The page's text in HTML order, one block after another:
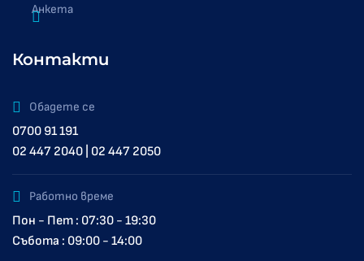
Анкета
Контакти
Обадете се
0700 91 191
02 447 2040 | 02 447 2050
Работно време
Пон - Пет : 07:30 - 19:30
Събота : 09:00 - 14:00